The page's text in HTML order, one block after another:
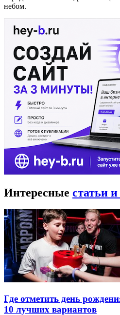
небом.
Интересные статьи
Где отметить день
10 лучших вариантов